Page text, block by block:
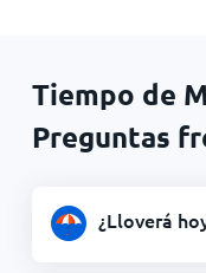
Tiempo de
Preguntas
¿Lloverá